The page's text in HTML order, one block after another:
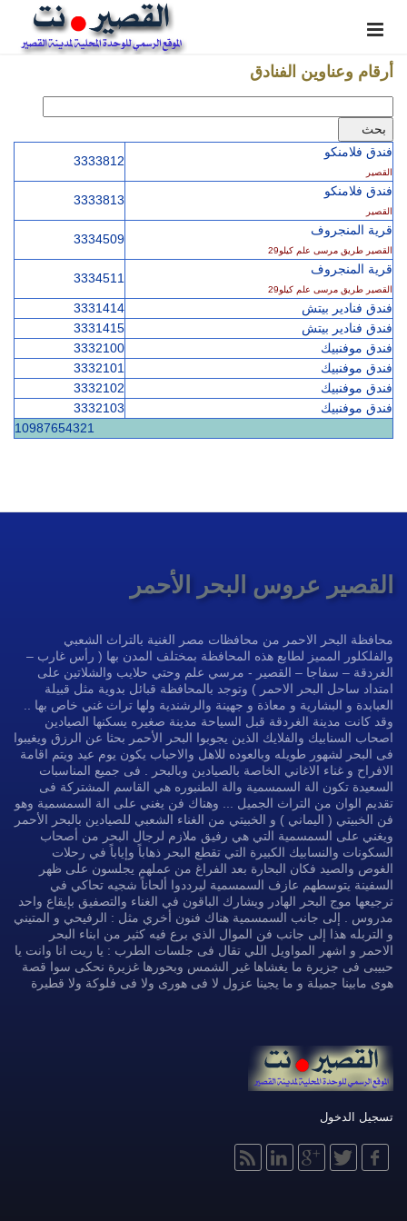
أرقام وعناوين الفنادق
فندق فلامنكو
القصير
3333812
فندق فلامنكو
القصير
3333813
قرية المنجروف
القصير طريق مرسى علم كيلو29
3334509
قرية المنجروف
القصير طريق مرسى علم كيلو29
3334511
فندق فنادير بيتش
3331414
فندق فنادير بيتش
3331415
فندق موفنبيك
3332100
فندق موفنبيك
3332101
فندق موفنبيك
3332102
فندق موفنبيك
3332103
1
2
3
4
5
6
7
8
9
10
القصير عروس البحر الأحمر
محافظة البحر الاحمر من محافظات مصر الغنية بالتراث الشعبي
والفلكلور المميز لطابع هذه المحافظة بمختلف المدن بها ( رأس غارب –
الغردقة – سفاجا – القصير - مرسي علم وحتي حلايب والشلاتين على
امتداد ساحل البحر الاحمر ) وتوجد بالمحافظة قبائل بدوية مثل قبيلة
العبابدة و البشارية و معاذة و جهينة والرشندية ولها تراث غني خاص بها ..
وقد كانت مدينة الغردقة قبل السياحة مدينة صغيره يسكنها الصيادين
اصحاب السنابيك والفلايك الذين يجوبوا البحر الأحمر بحثا عن الرزق ويغيبوا
فى البحر لشهور طويله وبالعوده للاهل والاحباب يكون يوم عيد ويتم اقامة
الافراح و غناء الاغاني الخاصة بالصيادين وبالبحر . فى جميع المناسبات
السعيدة تكون الة السمسمية والة الطنبوره هي القاسم المشتركة فى
تقديم الوان من التراث الجميل ... وهناك فن يغني على الة السمسمية وهو
فن الخبيتي ( اليماني ) و الخبيتي من الغناء الشعبي للصيادين بالبحر الأحمر
ويغني على السمسمية التي هي رفيق ملازم لرجال البحر من أصحاب
السكونات والنسابيك الكبيرة التي تقطع البحر ذهاباً وإياباً في رحلات
الغوص والصيد فكان البحارة بعد الفراغ من عملهم يجلسون على ظهر
السفينة يتوسطهم عازف السمسمية ليرددوا ألحاناً شجيه تحاكي في
ترجيعها موج البحر الهادر ويشارك الباقون في الغناء والتصفيق بإيقاع واحد
مدروس . إلى جانب السمسمية هناك فنون أخري مثل : الرفيحي و المتيني
و التربله هذا إلى جانب فن الموال الذي برع فيه كثير من ابناء البحر
الاحمر و اشهر المواويل اللي تقال فى جلسات الطرب : يا ريت انا وانت يا
حبيبى فى جزيرة ما يغشاها غير الشمس وبحورها غزيرة نحكى سوا قصة
هوى مابينا جميلة و ما يجينا عزول لا فى هورى ولا فى فلوكة ولا قطيرة
تسجيل الدخول